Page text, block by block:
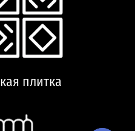
плитка